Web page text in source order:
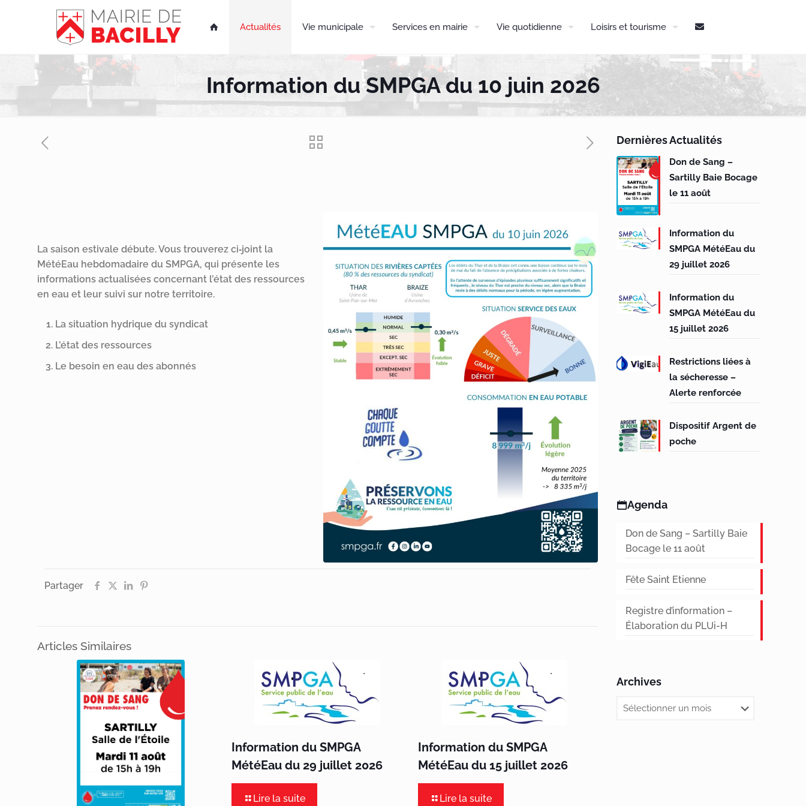
 Actualités Vie municipale Services en mairie Vie quotidienne Loisirs et tourisme
Information du SMPGA du 10 juin 2026
La saison estivale débute. Vous trouverez ci‑joint la
MétéEau hebdomadaire du SMPGA, qui présente les
informations actualisées concernant l’état des ressources
en eau et leur suivi sur notre territoire.
La situation hydrique du syndicat
L’état des ressources
Le besoin en eau des abonnés
Partager
Articles Similaires
Information du SMPGA
MétéEau du 29 juillet 2026
Lire la suite
Information du SMPGA
MétéEau du 15 juillet 2026
Lire la suite
Dernières Actualités
Don de Sang –
Sartilly Baie Bocage
le 11 août
Information du
SMPGA MétéEau du
29 juillet 2026
Information du
SMPGA MétéEau du
15 juillet 2026
Restrictions liées à
la sécheresse –
Alerte renforcée
Dispositif Argent de
poche
Agenda
Don de Sang – Sartilly Baie
Bocage le 11 août
Fête Saint Etienne
Registre d’information –
Élaboration du PLUi-H
Archives